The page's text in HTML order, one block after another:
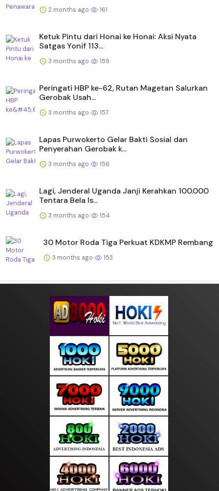
2 months ago 161
Ketuk Pintu dari Honai ke Honai: Aksi Nyata
Satgas Yonif 113...
3 months ago 159
Peringati HBP ke-62, Rutan Magetan Salurkan
Gerobak Usah...
3 months ago 157
Lapas Purwokerto Gelar Bakti Sosial dan
Penyerahan Gerobak k...
3 months ago 156
Lagi, Jenderal Uganda Janji Kerahkan 100.000
Tentara Bela Is...
3 months ago 154
30 Motor Roda Tiga Perkuat KDKMP Rembang
3 months ago 153